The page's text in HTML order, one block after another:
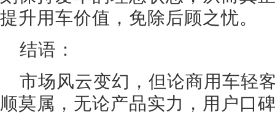
提升用车价值，免除后顾之忧。
结语：
市场风云变幻，但论商用车轻
顺莫属，无论产品实力，用户口